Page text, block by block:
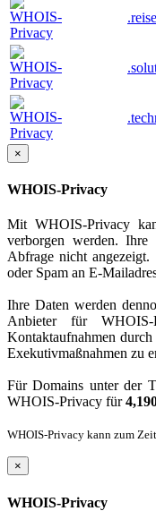
×
WHOIS-Privacy
Mit WHOIS-Privacy
verborgen werden.
Abfrage nicht
oder Spam an E-
Ihre Daten werden
Anbieter für
Kontaktaufnahmen
Exekutivmaßnahmen zu
Für Domains unter der
WHOIS-Privacy für
WHOIS-Privacy kann zum
×
WHOIS-Privacy